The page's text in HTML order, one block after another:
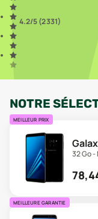
4.2/5 (2 331)
NOTRE
MEILLEUR PRIX
32 Go -
MEILLEURE GARANTIE